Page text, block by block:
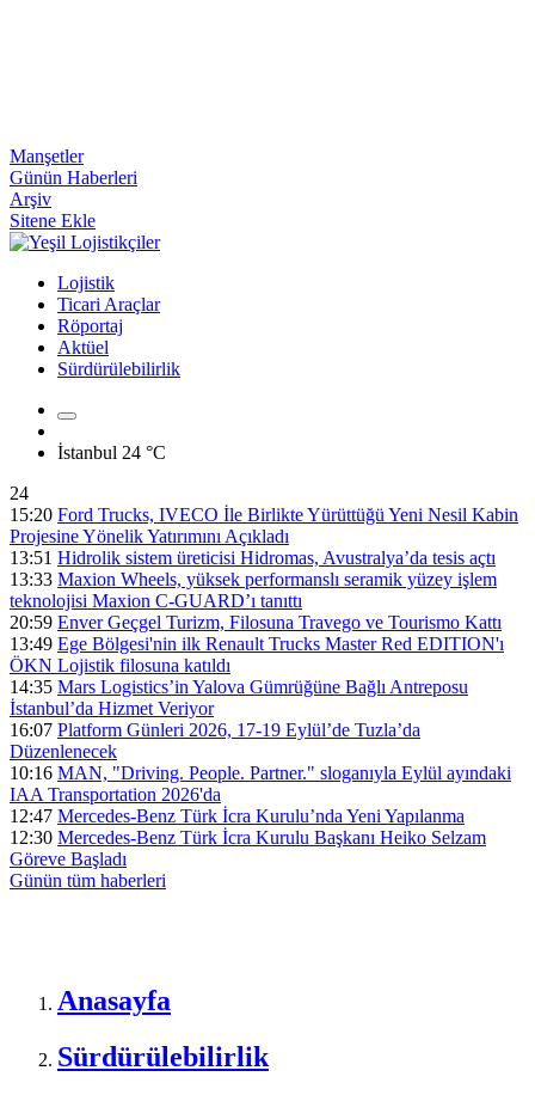
Manşetler
Günün Haberleri
Arşiv
Sitene Ekle
Lojistik
Ticari Araçlar
Röportaj
Aktüel
Sürdürülebilirlik
İstanbul 24 °C
24
15:20 Ford Trucks, IVECO İle Birlikte Yürüttüğü Yeni Nesil Kabin
Projesine Yönelik Yatırımını Açıkladı
13:51 Hidrolik sistem üreticisi Hidromas, Avustralya’da tesis açtı
13:33 Maxion Wheels, yüksek performanslı seramik yüzey işlem
teknolojisi Maxion C-GUARD’ı tanıttı
20:59 Enver Geçgel Turizm, Filosuna Travego ve Tourismo Kattı
13:49 Ege Bölgesi'nin ilk Renault Trucks Master Red EDITION'ı
ÖKN Lojistik filosuna katıldı
14:35 Mars Logistics’in Yalova Gümrüğüne Bağlı Antreposu
İstanbul’da Hizmet Veriyor
16:07 Platform Günleri 2026, 17-19 Eylül’de Tuzla’da
Düzenlenecek
10:16 MAN, "Driving. People. Partner." sloganıyla Eylül ayındaki
IAA Transportation 2026'da
12:47 Mercedes-Benz Türk İcra Kurulu’nda Yeni Yapılanma
12:30 Mercedes-Benz Türk İcra Kurulu Başkanı Heiko Selzam
Göreve Başladı
Günün tüm haberleri
Anasayfa
Sürdürülebilirlik